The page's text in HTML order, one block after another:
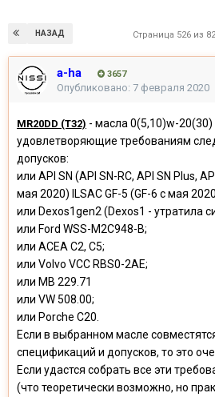
НАЗАД Страница 526 из
a-ha 3657
Опубликовано: 7 февраля 2020
MR20DD (T32) - масла 0(5,10)w-20(30)
удовлетворяющие требованиям
допусков:
или API SN (API SN-RC, API SN Plus,
мая 2020) ILSAC GF-5 (GF-6 с мая
или Dexos1gen2 (Dexos1 - утратила
или Ford WSS-M2C948-B;
или ACEA C2, C5;
или Volvo VCC RBS0-2AE;
или MB 229.71
или VW 508.00;
или Porche C20.
Если в выбранном масле
спецификаций и допусков, то это
Если удастся собрать все эти
(что теоретически возможно, но